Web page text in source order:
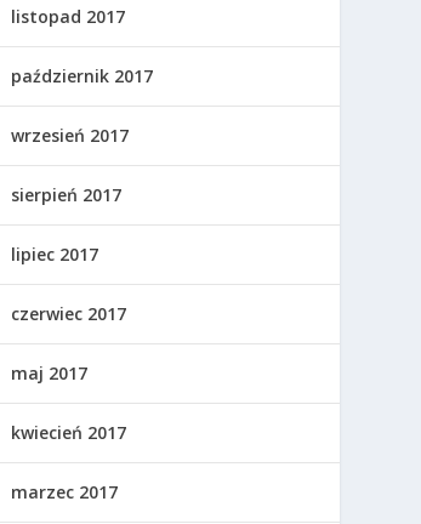
listopad 2017
październik 2017
wrzesień 2017
sierpień 2017
lipiec 2017
czerwiec 2017
maj 2017
kwiecień 2017
marzec 2017